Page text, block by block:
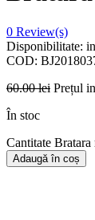
0 Review(s)
Disponibilitate:
COD:
60.00lei Prețul
În stoc
Cantitate
Adaugă în coș